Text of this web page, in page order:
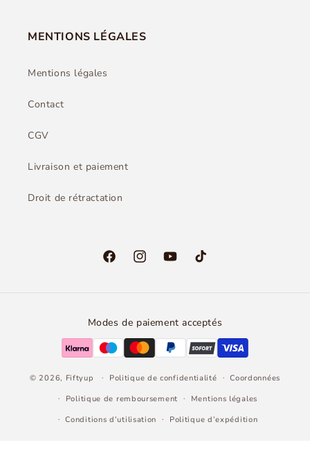
MENTIONS LÉGALES
Mentions légales
Contact
CGV
Livraison et paiement
Droit de rétractation
FacebookInstagramYouTubeTikTok
Modes de paiement acceptés
© 2026, Fiftyup Politique de confidentialité
Coordonnées
Politique de remboursement
Mentions légales
Conditions d’utilisation
Politique d’expédition